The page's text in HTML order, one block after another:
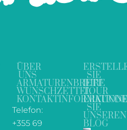
ÜBER
UNS
ARMATURENBRETT
WUNSCHZETTEL
Telefon:
+355 69
SIE
IHRE
TOUR
SIE
UNSEREN
BLOG